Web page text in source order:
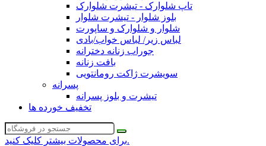
تاپ شلوارک - تیشرت شلوارک
بلوز شلوار - تیشرت شلوار
شلوار و شلوارک و ساپورت
لباس زیر/ لباس خواب/بادی
جوراب زنانه دخترانه
بافت زنانه
سویشرت ژاکت رومانتویی
پسرانه
تیشرت و بلوز پسرانه
تخفیف خورده ها
برای محصولات بیشتر کلیک کنید.